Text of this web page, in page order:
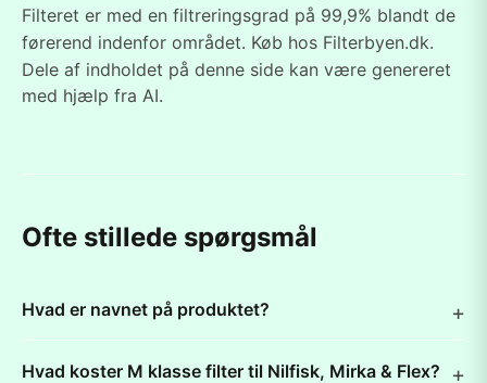
Filteret er med en filtreringsgrad på 99,9% blandt de
førerend indenfor området. Køb hos Filterbyen.dk.
Dele af indholdet på denne side kan være genereret
med hjælp fra AI.
Ofte stillede spørgsmål
Hvad er navnet på produktet?
Hvad koster M klasse filter til Nilfisk, Mirka & Flex?